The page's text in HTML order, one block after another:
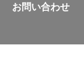
お問い合わせ